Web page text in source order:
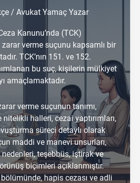
/ Avukat Yamaç Yazar
Kanunu’nda (TCK)
verme suçunu kapsamlı bir
TCK’nın 151. ve 152.
bu suç, kişilerin mülkiyet
amaçlamaktadır.
verme suçunun tanımı,
nitelikli halleri, cezai yaptırımları,
süreci detaylı olarak
maddi ve manevi unsurları,
teşebbüs, iştirak ve
biçimleri açıklanmıştır.
bölümünde, hapis cezası ve adli